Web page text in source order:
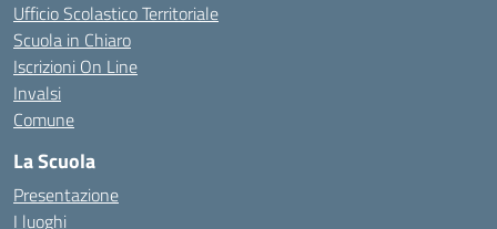
Ufficio Scolastico Territoriale
Scuola in Chiaro
Iscrizioni On Line
Invalsi
Comune
La Scuola
Presentazione
I luoghi